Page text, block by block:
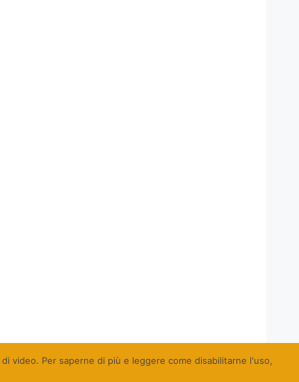
video. Per saperne di più e leggere come disabilitarne l'uso,